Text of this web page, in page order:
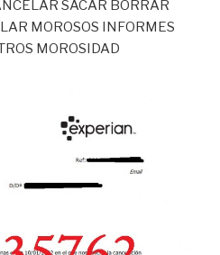
SACAR BORRAR
MOROSOS INFORMES
MOROSIDAD